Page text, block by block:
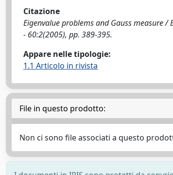
Citazione
Eigenvalue problems and Gauss measure /
- 60:2(2005), pp. 389-395.
Appare nelle tipologie:
1.1 Articolo in rivista
File in questo prodotto:
Non ci sono file associati a questo